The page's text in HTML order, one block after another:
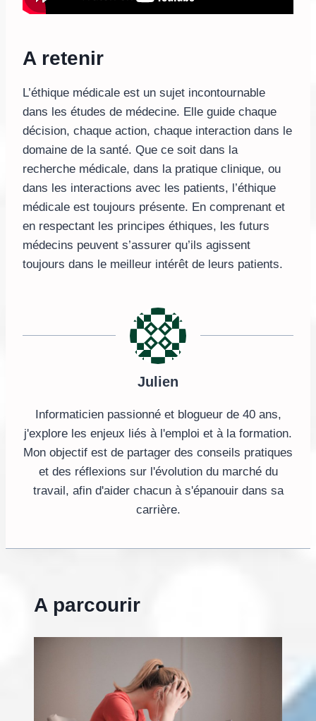
A retenir
L’éthique médicale est un sujet incontournable
dans les études de médecine. Elle guide chaque
décision, chaque action, chaque interaction dans le
domaine de la santé. Que ce soit dans la
recherche médicale, dans la pratique clinique, ou
dans les interactions avec les patients, l’éthique
médicale est toujours présente. En comprenant et
en respectant les principes éthiques, les futurs
médecins peuvent s’assurer qu’ils agissent
toujours dans le meilleur intérêt de leurs patients.
Julien
Informaticien passionné et blogueur de 40 ans,
j'explore les enjeux liés à l'emploi et à la formation.
Mon objectif est de partager des conseils pratiques
et des réflexions sur l'évolution du marché du
travail, afin d'aider chacun à s'épanouir dans sa
carrière.
A parcourir